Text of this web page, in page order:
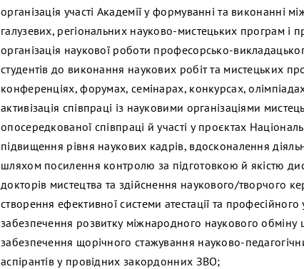
організація участі Академії у формуванні та виконанні
галузевих, регіональних науково-мистецьких програм і
організація наукової роботи професорсько-
студентів до виконання наукових робіт та мистецьких
конференціях, форумах, семінарах, конкурсах,
активізація співпраці із науковими організаціями
опосередкованої співпраці й участі у проєктах
підвищення рівня наукових кадрів, вдосконалення
шляхом посилення контролю за підготовкою й якістю
докторів мистецтва та здійснення наукового/творчого
створення ефективної системи атестації та
забезпечення розвитку міжнародного наукового обміну
забезпечення щорічного стажування науково-
аспірантів у провідних закордонних ЗВО;